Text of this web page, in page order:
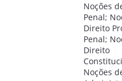
Noções
Penal;
Direito
Penal;
Direito
Noções